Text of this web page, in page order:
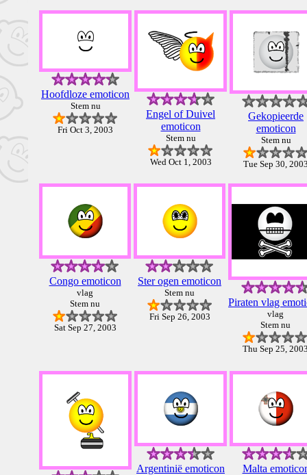
Hoofdloze emoticon
Stem nu
Fri Oct 3, 2003
Engel of Duivel
emoticon
Stem nu
Wed Oct 1, 2003
Gekopieerde
emoticon
Stem nu
Tue Sep 30,
Congo emoticon
vlag
Stem nu
Sat Sep 27, 2003
Ster ogen emoticon
Stem nu
Fri Sep 26, 2003
Piraten vlag
vlag
Stem nu
Thu Sep 25,
Argentinië emoticon Malta